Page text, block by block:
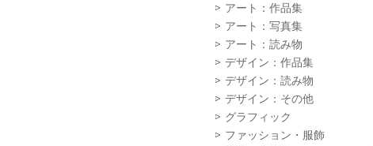
アート：作品集
アート：写真集
アート：読み物
デザイン：作品集
デザイン：読み物
デザイン：その他
グラフィック
ファッション・服飾